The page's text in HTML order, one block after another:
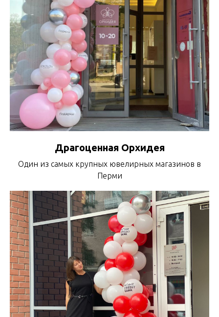
Драгоценная Орхидея
Один из самых крупных ювелирных магазинов в
Перми